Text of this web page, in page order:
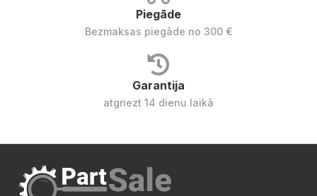
Piegāde
Bezmaksas piegāde no 300 €
Garantija
atgriezt 14 dienu laikā